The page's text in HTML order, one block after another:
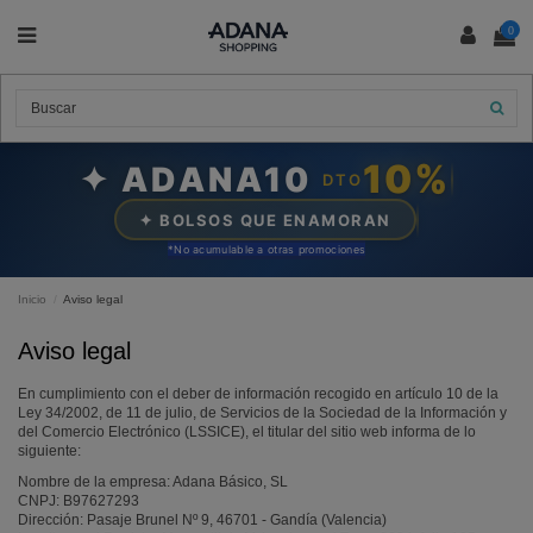
0
✦ ADANA10 DTO10%
✦ BOLSOS QUE ENAMORAN
*No acumulable a otras promociones
Inicio Aviso legal
Aviso legal
En cumplimiento con el deber de información recogido en artículo 10 de la
Ley 34/2002, de 11 de julio, de Servicios de la Sociedad de la Información y
del Comercio Electrónico (LSSICE), el titular del sitio web informa de lo
siguiente:
Nombre de la empresa: Adana Básico, SL
CNPJ: B97627293
Dirección: Pasaje Brunel Nº 9, 46701 - Gandía (Valencia)